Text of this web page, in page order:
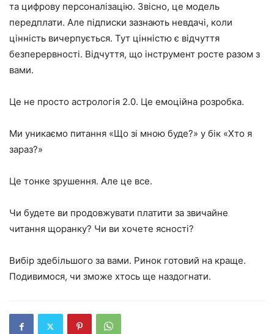
та цифрову персоналізацію. Звісно, ​​це модель
передплати. Але підписки зазнають невдачі, коли
цінність вичерпується. Тут цінністю є відчуття
безперервності. Відчуття, що інструмент росте разом з
вами.
Це не просто астрологія 2.0. Це емоційна розробка.
Ми уникаємо питання «Що зі мною буде?» у бік «Хто я
зараз?»
Це тонке зрушення. Але це все.
Чи будете ви продовжувати платити за звичайне
читання щоранку? Чи ви хочете ясності?
Вибір здебільшого за вами. Ринок готовий на краще.
Подивимося, чи зможе хтось ще наздогнати.